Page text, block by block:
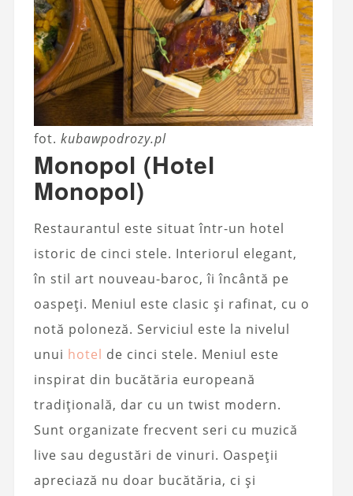
fot. kubawpodrozy.pl
Monopol (Hotel
Monopol)
Restaurantul este situat într-un hotel
istoric de cinci stele. Interiorul elegant,
în stil art nouveau-baroc, îi încântă pe
oaspeți. Meniul este clasic și rafinat, cu o
notă poloneză. Serviciul este la nivelul
unui hotel de cinci stele. Meniul este
inspirat din bucătăria europeană
tradițională, dar cu un twist modern.
Sunt organizate frecvent seri cu muzică
live sau degustări de vinuri. Oaspeții
apreciază nu doar bucătăria, ci și